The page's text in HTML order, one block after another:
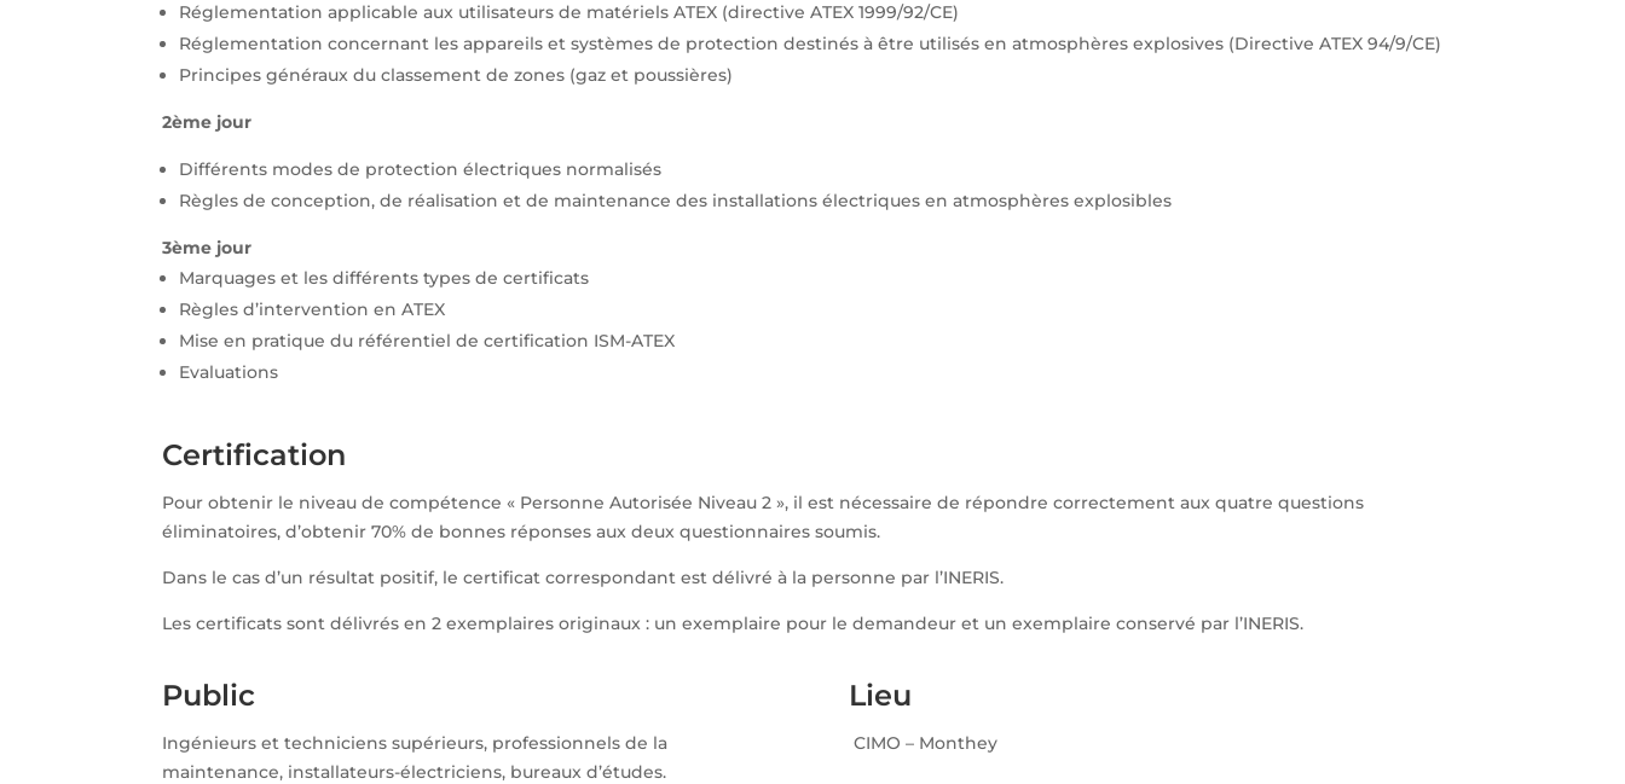
Réglementation applicable aux utilisateurs de matériels ATEX (directive ATEX 1999/92/CE)
Réglementation concernant les appareils et systèmes de protection destinés à être utilisés en atmosphères explosives (Directive ATEX 94/9/CE)
Principes généraux du classement de zones (gaz et poussières)
2ème jour
Différents modes de protection électriques normalisés
Règles de conception, de réalisation et de maintenance des installations électriques en atmosphères explosibles
3ème jour
Marquages et les différents types de certificats
Règles d’intervention en ATEX
Mise en pratique du référentiel de certification ISM-ATEX
Evaluations
Certification
Pour obtenir le niveau de compétence « Personne Autorisée Niveau 2 », il est nécessaire de répondre correctement aux quatre questions
éliminatoires, d’obtenir 70% de bonnes réponses aux deux questionnaires soumis.
Dans le cas d’un résultat positif, le certificat correspondant est délivré à la personne par l’INERIS.
Les certificats sont délivrés en 2 exemplaires originaux : un exemplaire pour le demandeur et un exemplaire conservé par l’INERIS.
Public
Ingénieurs et techniciens supérieurs, professionnels de la
maintenance, installateurs-électriciens, bureaux d’études.
Lieu
CIMO – Monthey